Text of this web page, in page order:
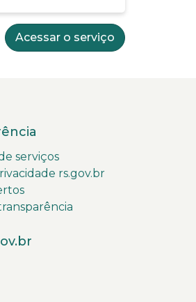
Acessar o serviço
serviços
rs.gov.br